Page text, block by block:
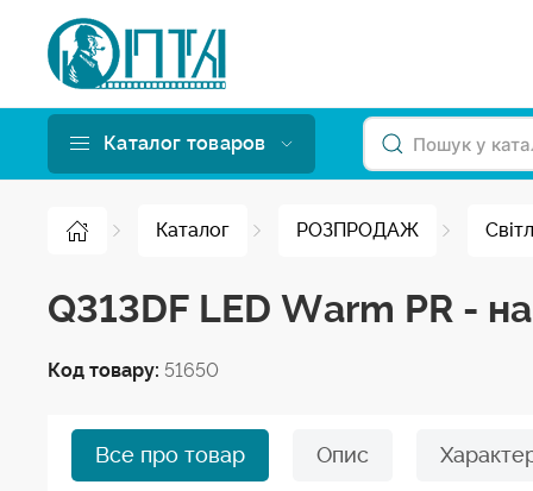
Каталог товаров
Каталог РОЗПРОДАЖ
Q313DF LED Warm PR -
Код товару: 51650
Все про товар Опис